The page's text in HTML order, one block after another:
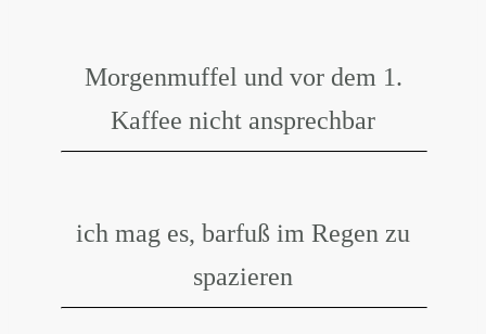
Morgenmuffel und vor dem 1.
Kaffee nicht ansprechbar
ich mag es, barfuß im Regen zu
spazieren